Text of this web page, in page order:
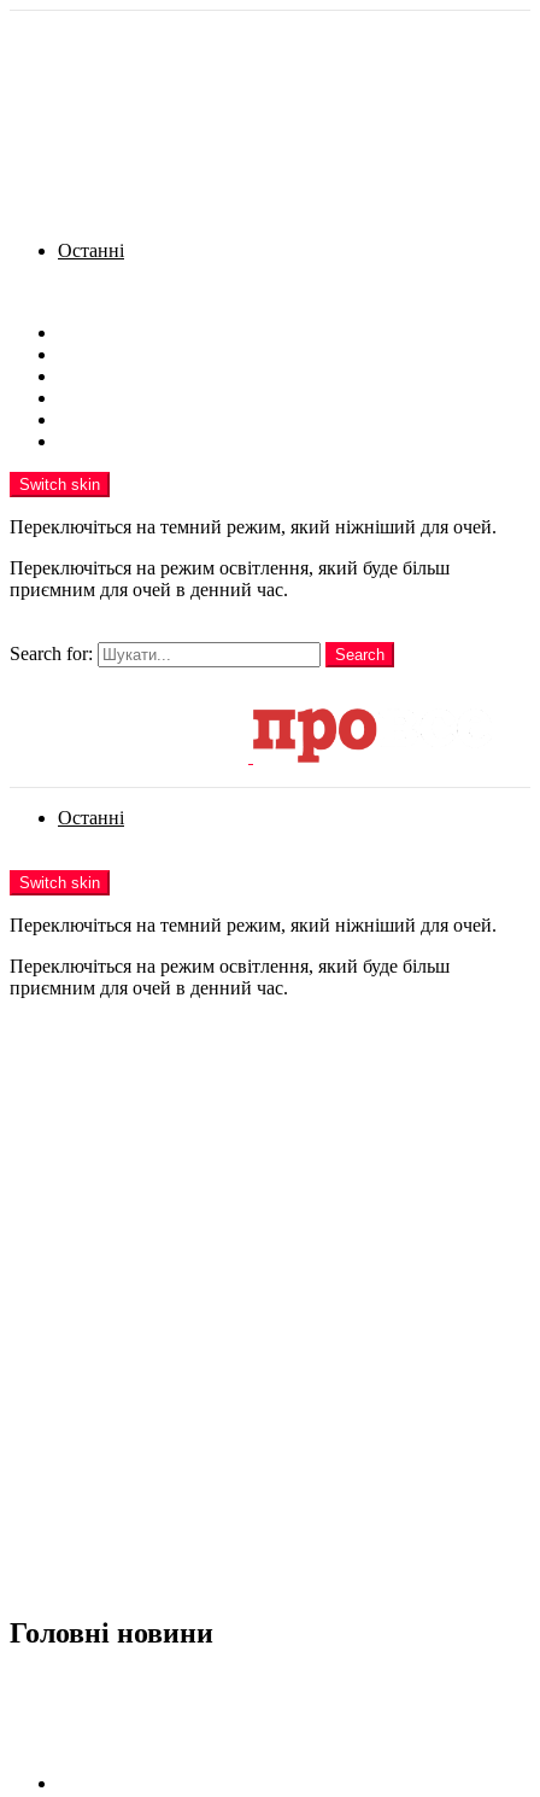
Останні
Switch skin
Переключіться на темний режим, який ніжніший для очей.
Переключіться на режим освітлення, який буде більш
приємним для очей в денний час.
Search for:
Search
Останні
Switch skin
Переключіться на темний режим, який ніжніший для очей.
Переключіться на режим освітлення, який буде більш
приємним для очей в денний час.
Головні новини